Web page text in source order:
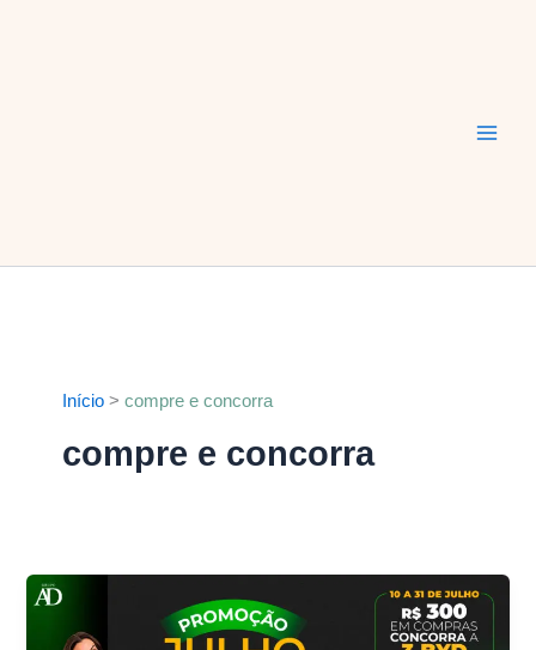
Início compre e concorra
compre e concorra